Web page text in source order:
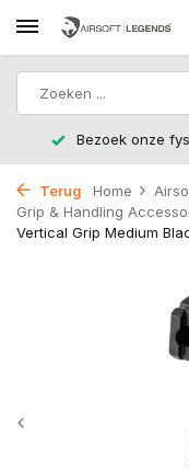
Bezoek onze
Terug Home
Grip & Handling
Vertical Grip Medium